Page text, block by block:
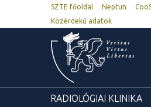
SZTE főoldal Neptun
Közérdekű adatok
RADIOLÓGIAI KLINIKA